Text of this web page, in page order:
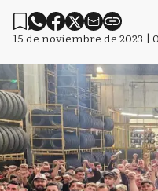
15 de noviembre de 2023 |